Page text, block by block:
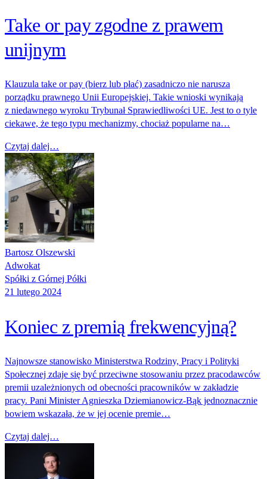
Take or pay zgodne z prawem
unijnym
Klauzula take or pay (bierz lub płać) zasadniczo nie narusza
porządku prawnego Unii Europejskiej. Takie wnioski wynikają
z niedawnego wyroku Trybunał Sprawiedliwości UE. Jest to o tyle
ciekawe, że tego typu mechanizmy, chociaż popularne na…
Czytaj dalej…
Bartosz Olszewski
Adwokat
Spółki z Górnej Półki
21 lutego 2024
Koniec z premią frekwencyjną?
Najnowsze stanowisko Ministerstwa Rodziny, Pracy i Polityki
Społecznej zdaje się być przeciwne stosowaniu przez pracodawców
premii uzależnionych od obecności pracowników w zakładzie
pracy. Pani Minister Agnieszka Dziemianowicz‑Bąk jednoznacznie
bowiem wskazała, że w jej ocenie premie…
Czytaj dalej…